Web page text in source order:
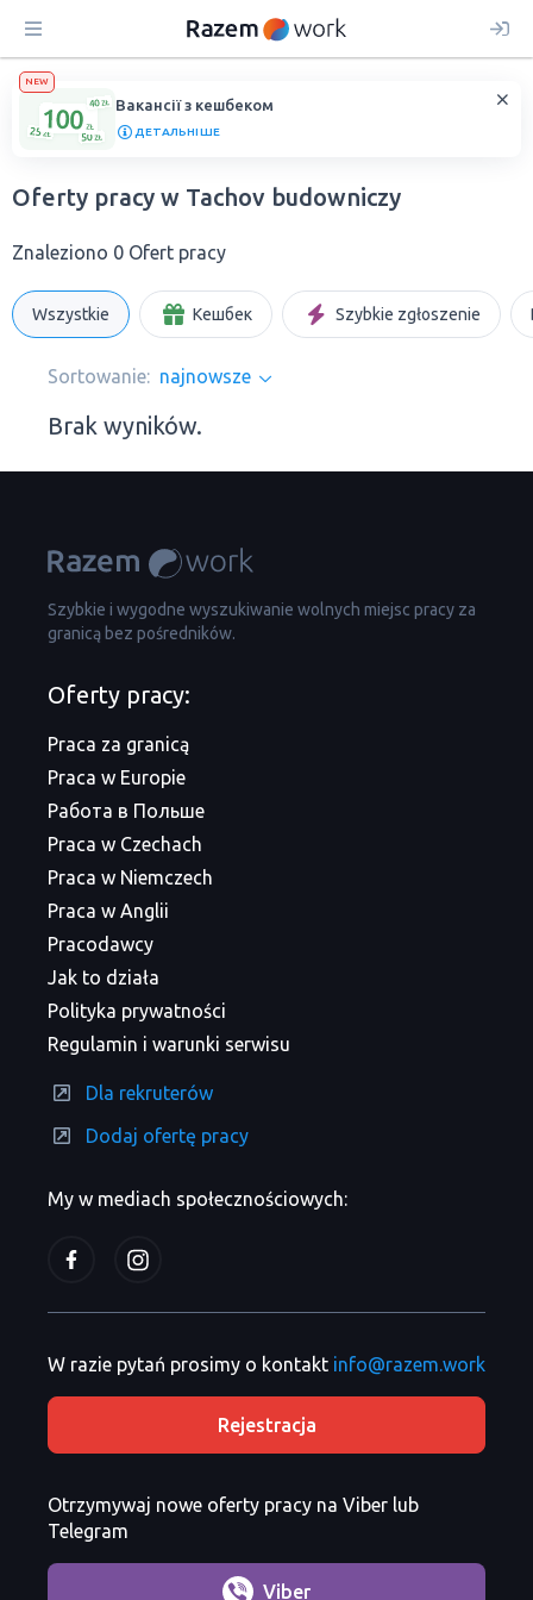
NEW
Вакансії з кешбеком
ДЕТАЛЬНІШЕ
Oferty pracy w Tachov budowniczy
Znaleziono 0 Ofert pracy
Wszystkie Кешбек Szybkie zgłoszenie
Sortowanie: najnowsze
Brak wyników.
Szybkie i wygodne wyszukiwanie wolnych miejsc pracy za
granicą bez pośredników.
My w mediach społecznościowych:
Oferty pracy:
Praca za granicą
Praca w Europie
Работа в Польше
Praca w Czechach
Praca w Niemczech
Praca w Anglii
Pracodawcy
Jak to działa
Polityka prywatności
Regulamin i warunki serwisu
Dla rekruterów
Dodaj ofertę pracy
W razie pytań prosimy o kontakt info@razem.work
Rejestracja
Otrzymywaj nowe oferty pracy na Viber lub
Telegram
Viber